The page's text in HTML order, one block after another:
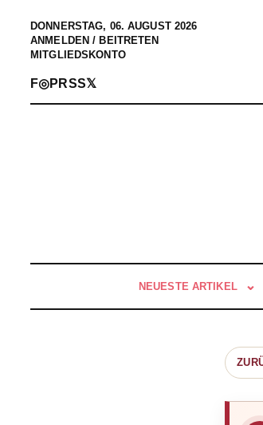
DONNERSTAG, 06. AUGUST 2026
ANMELDEN / BEITRETEN
MITGLIEDSKONTO
F◎PRSS𝕏
NEUESTE ARTIKEL